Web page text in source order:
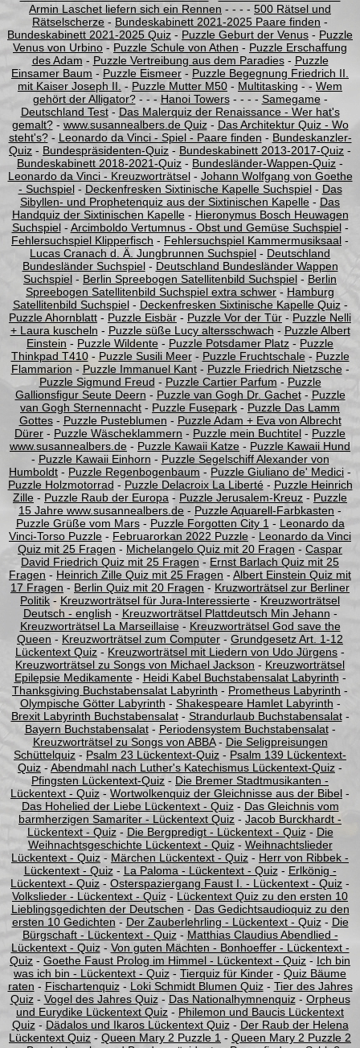
Armin Laschet liefern sich ein Rennen - - - - 500 Rätsel und
Rätselscherze - Bundeskabinett 2021-2025 Paare finden -
Bundeskabinett 2021-2025 Quiz - Puzzle Geburt der Venus - Puzzle
Venus von Urbino - Puzzle Schule von Athen - Puzzle Erschaffung
des Adam- Puzzle Vertreibung aus dem Paradies- Puzzle
Einsamer Baum - Puzzle Eismeer - Puzzle Begegnung Friedrich II.
mit Kaiser Joseph II. - Puzzle Mutter M50 - Multitasking - - Wem
gehört der Alligator?- - - Hanoi Towers- - - - Samegame-
Deutschland Test- Das Malerquiz der Renaissance - Wer hat's
gemalt?- www.susannealbers.de Quiz- Das Architektur Quiz - Wo
steht's?- Leonardo da Vinci - Spiel - Paare finden - Bundeskanzler-
Quiz - Bundespräsidenten-Quiz - Bundeskabinett 2013-2017-Quiz -
Bundeskabinett 2018-2021-Quiz - Bundesländer-Wappen-Quiz -
Leonardo da Vinci - Kreuzworträtsel- Johann Wolfgang von Goethe
- Suchspiel- Deckenfresken Sixtinische Kapelle Suchspiel- Das
Sibyllen- und Prophetenquiz aus der Sixtinischen Kapelle - Das
Handquiz der Sixtinischen Kapelle- Hieronymus Bosch Heuwagen
Suchspiel- Arcimboldo Vertumnus - Obst und Gemüse Suchspiel-
Fehlersuchspiel Klipperfisch - Fehlersuchspiel Kammermusiksaal -
Lucas Cranach d. Ä. Jungbrunnen Suchspiel - Deutschland
Bundesländer Suchspiel- Deutschland Bundesländer Wappen
Suchspiel - Berlin Spreebogen Satellitenbild Suchspiel - Berlin
Spreebogen Satellitenbild Suchspiel extra schwer - Hamburg
Satellitenbild Suchspiel- Deckenfresken Sixtinische Kapelle Quiz-
Puzzle Ahornblatt - Puzzle Eisbär - Puzzle Vor der Tür - Puzzle Nelli
+ Laura kuscheln - Puzzle süße Lucy altersschwach - Puzzle Albert
Einstein - Puzzle Wildente - Puzzle Potsdamer Platz - Puzzle
Thinkpad T410- Puzzle Susili Meer- Puzzle Fruchtschale- Puzzle
Flammarion - Puzzle Immanuel Kant- Puzzle Friedrich Nietzsche-
Puzzle Sigmund Freud - Puzzle Cartier Parfum - Puzzle
Gallionsfigur Seute Deern - Puzzle van Gogh Dr. Gachet- Puzzle
van Gogh Sternennacht - Puzzle Fusepark - Puzzle Das Lamm
Gottes- Puzzle Pusteblumen - Puzzle Adam + Eva von Albrecht
Dürer - Puzzle Wäscheklammern - Puzzle mein Buchtitel - Puzzle
www.susannealbers.de - Puzzle Kawaii Katze - Puzzle Kawaii Hund
- Puzzle Kawaii Einhorn - Puzzle Segelschiff Alexander von
Humboldt - Puzzle Regenbogenbaum - Puzzle Giuliano de' Medici -
Puzzle Holzmotorrad - Puzzle Delacroix La Liberté- Puzzle Heinrich
Zille - Puzzle Raub der Europa - Puzzle Jerusalem-Kreuz - Puzzle
15 Jahre www.susannealbers.de - Puzzle Aquarell-Farbkasten -
Puzzle Grüße vom Mars- Puzzle Forgotten City 1 - Leonardo da
Vinci-Torso Puzzle - Februarorkan 2022 Puzzle - Leonardo da Vinci
Quiz mit 25 Fragen - Michelangelo Quiz mit 20 Fragen - Caspar
David Friedrich Quiz mit 25 Fragen - Ernst Barlach Quiz mit 25
Fragen - Heinrich Zille Quiz mit 25 Fragen - Albert Einstein Quiz mit
17 Fragen - Berlin Quiz mit 20 Fragen - Kruzworträtsel zur Berliner
Politik - Kreuzworträtsel für Jura-Interessierte - Kreuzworträtsel
Deutsch - english - Kreuzworträtsel Plattdeutsch Min Jehann -
Kreuzworträtsel La Marseillaise- Kreuzworträtsel God save the
Queen - Kreuzworträtsel zum Computer - Grundgesetz Art. 1-12
Lückentext Quiz - Kreuzworträtsel mit Liedern von Udo Jürgens -
Kreuzworträtsel zu Songs von Michael Jackson - Kreuzworträtsel
Epilepsie Medikamente- Heidi Kabel Buchstabensalat Labyrinth -
Thanksgiving Buchstabensalat Labyrinth - Prometheus Labyrinth -
Olympische Götter Labyrinth - Shakespeare Hamlet Labyrinth -
Brexit Labyrinth Buchstabensalat- Strandurlaub Buchstabensalat-
Bayern Buchstabensalat- Periodensystem Buchstabensalat-
Kreuzworträtsel zu Songs von ABBA- Die Seligpreisungen
Schüttelquiz - Psalm 23 Lückentext-Quiz - Psalm 139 Lückentext-
Quiz - Abendmahl nach Luther's Katechismus Lückentext-Quiz -
Pfingsten Lückentext-Quiz - Die Bremer Stadtmusikanten -
Lückentext - Quiz - Wortwolkenquiz der Gleichnisse aus der Bibel -
Das Hohelied der Liebe Lückentext - Quiz- Das Gleichnis vom
barmherzigen Samariter - Lückentext Quiz - Jacob Burckhardt -
Lückentext - Quiz- Die Bergpredigt - Lückentext - Quiz- Die
Weihnachtsgeschichte Lückentext - Quiz- Weihnachtslieder
Lückentext - Quiz - Märchen Lückentext - Quiz - Herr von Ribbek -
Lückentext - Quiz- La Paloma - Lückentext - Quiz- Erlkönig -
Lückentext - Quiz - Osterspaziergang Faust I. - Lückentext - Quiz -
Volkslieder - Lückentext - Quiz - Lückentext Quiz zu den ersten 10
Lieblingsgedichten der Deutschen - Das Gedichtsaudioquiz zu den
ersten 10 Gedichten - Der Zauberlehrling - Lückentext - Quiz- Die
Bürgschaft - Lückentext - Quiz- Matthias Claudius Abendlied -
Lückentext - Quiz- Von guten Mächten - Bonhoeffer - Lückentext -
Quiz - Goethe Faust Prolog im Himmel - Lückentext - Quiz - Ich bin
was ich bin - Lückentext - Quiz - Tierquiz für Kinder - Quiz Bäume
raten - Fischartenquiz- Loki Schmidt Blumen Quiz- Tier des Jahres
Quiz- Vogel des Jahres Quiz- Das Nationalhymnenquiz- Orpheus
und Eurydike Lückentext Quiz - Philemon und Baucis Lückentext
Quiz- Dädalos und Ikaros Lückentext Quiz- Der Raub der Helena
Lückentext Quiz - Queen Mary 2 Puzzle 1 - Queen Mary 2 Puzzle 2